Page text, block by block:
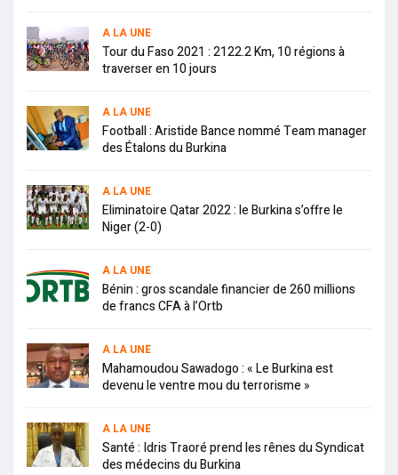
A LA UNE
Tour du Faso 2021 : 2122.2 Km, 10 régions à
traverser en 10 jours
A LA UNE
Football : Aristide Bance nommé Team manager
des Étalons du Burkina
A LA UNE
Eliminatoire Qatar 2022 : le Burkina s’offre le
Niger (2-0)
A LA UNE
Bénin : gros scandale financier de 260 millions
de francs CFA à l’Ortb
A LA UNE
Mahamoudou Sawadogo : « Le Burkina est
devenu le ventre mou du terrorisme »
A LA UNE
Santé : Idris Traoré prend les rênes du Syndicat
des médecins du Burkina